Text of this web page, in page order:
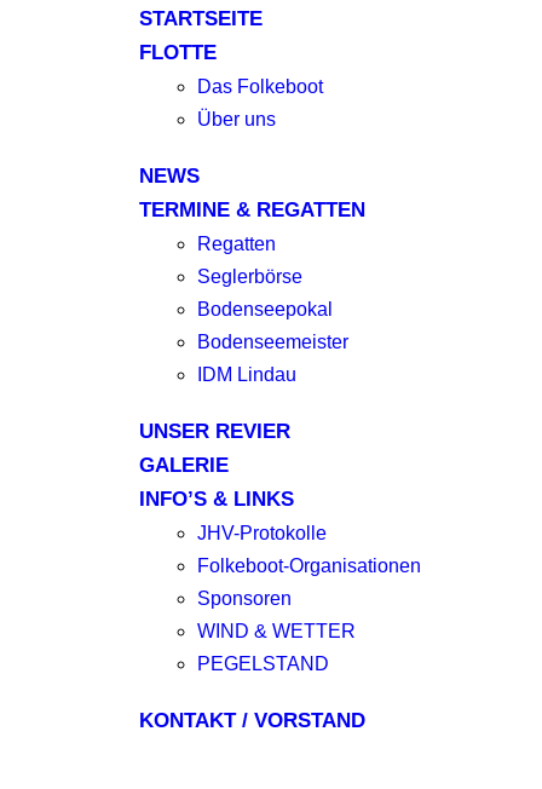
STARTSEITE
FLOTTE
Das Folkeboot
Über uns
NEWS
TERMINE & REGATTEN
Regatten
Seglerbörse
Bodenseepokal
Bodenseemeister
IDM Lindau
UNSER REVIER
GALERIE
INFO’S & LINKS
JHV-Protokolle
Folkeboot-Organisationen
Sponsoren
WIND & WETTER
PEGELSTAND
KONTAKT / VORSTAND